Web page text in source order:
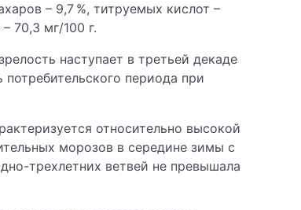
– 9,7 %, титруемых кислот –
70,3 мг/100 г.
наступает в третьей декаде
периода при
относительно высокой
морозов в середине зимы с
трехлетних ветвей не превышала